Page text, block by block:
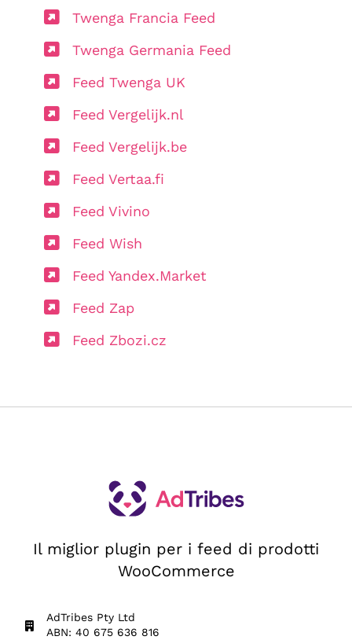
Twenga Francia Feed
Twenga Germania Feed
Feed Twenga UK
Feed Vergelijk.nl
Feed Vergelijk.be
Feed Vertaa.fi
Feed Vivino
Feed Wish
Feed Yandex.Market
Feed Zap
Feed Zbozi.cz
Il miglior plugin per i feed di prodotti
WooCommerce
AdTribes Pty Ltd
ABN: 40 675 636 816